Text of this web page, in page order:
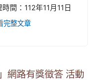
間：112年11月11日
完整文章
網路有獎徵答 活動